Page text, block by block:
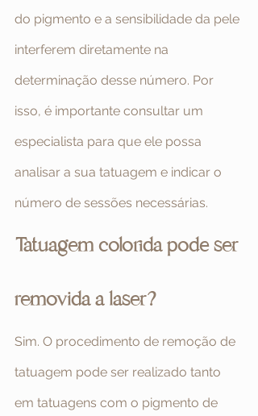
do pigmento e a sensibilidade da pele
interferem diretamente na
determinação desse número. Por
isso, é importante consultar um
especialista para que ele possa
analisar a sua tatuagem e indicar o
número de sessões necessárias.
Tatuagem colorida pode ser
removida a laser?
Sim. O procedimento de remoção de
tatuagem pode ser realizado tanto
em tatuagens com o pigmento de